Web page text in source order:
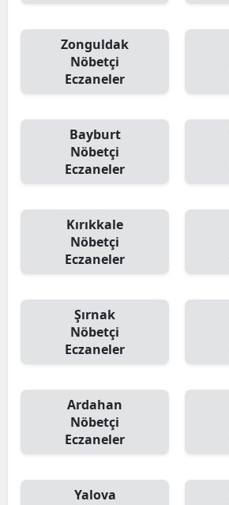
Zonguldak
Nöbetçi
Eczaneler
Bayburt
Nöbetçi
Eczaneler
Kırıkkale
Nöbetçi
Eczaneler
Şırnak
Nöbetçi
Eczaneler
Ardahan
Nöbetçi
Eczaneler
Yalova